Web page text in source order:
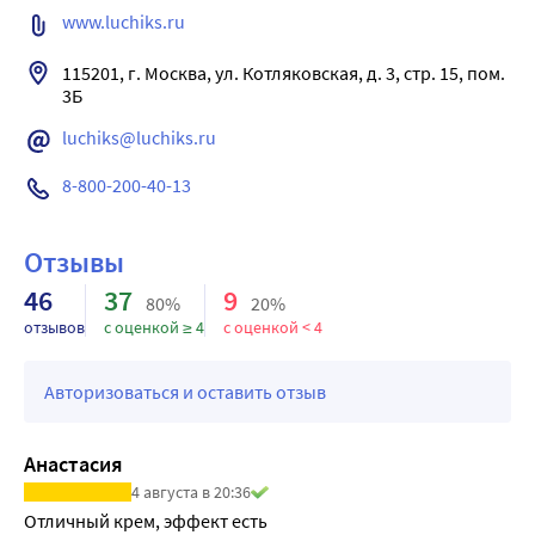
www.luchiks.ru
115201, г. Москва, ул. Котляковcкая, д. 3, стр. 15, пом.
3Б
luchiks@luchiks.ru
8-800-200-40-13
Отзывы
46
отзывов
37 80%
с оценкой ≥ 4
9 20%
с оценкой < 4
Авторизоваться и оставить отзыв
Анастасия
4 августа в 20:36
Отличный крем, эффект есть